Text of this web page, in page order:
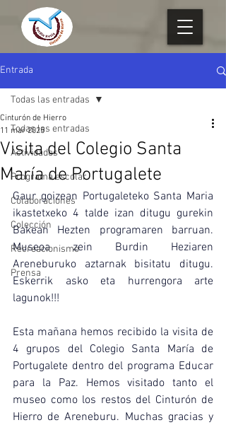
Entrada
Todas las entradas
Actividades
Programa escolar
Colaboraciones
Colección
Recreacionismo
Prensa
Todas las entradas
Visita del Colegio Santa
María de Portugalete
Cinturón de Hierro
11 mar 2025
Gaur goizean Portugaleteko Santa Maria
ikastetxeko 4 talde izan ditugu gurekin
Bakean Hezten programaren barruan.
Museoa zein Burdin Heziaren
Areneburuko aztarnak bisitatu ditugu.
Eskerrik asko eta hurrengora arte
lagunok!!!
Esta mañana hemos recibido la visita de
4 grupos del Colegio Santa María de
Portugalete dentro del programa Educar
para la Paz. Hemos visitado tanto el
museo como los restos del Cinturón de
Hierro de Areneburu. Muchas gracias y